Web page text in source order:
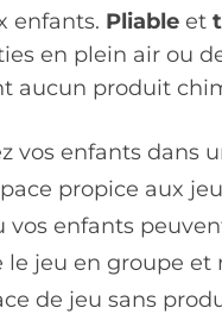
enfants. Pliable et
en plein air ou
aucun produit
vos enfants dans
propice aux
vos enfants
le jeu en groupe
de jeu sans